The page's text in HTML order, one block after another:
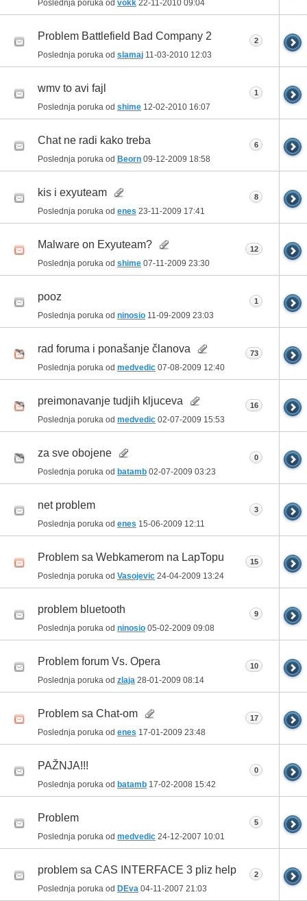
Poslednja poruka od vokk 22-11-2010 09:04
Problem Battlefield Bad Company 2
Poslednja poruka od slamaj 11-03-2010 12:03
2
wmv to avi fajl
Poslednja poruka od shime 12-02-2010 16:07
1
Chat ne radi kako treba
Poslednja poruka od Beorn 09-12-2009 18:58
6
kis i exyuteam
Poslednja poruka od enes 23-11-2009 17:41
8
Malware on Exyuteam?
Poslednja poruka od shime 07-11-2009 23:30
12
pooz
Poslednja poruka od ninosio 11-09-2009 23:03
1
rad foruma i ponašanje članova
Poslednja poruka od medvedic 07-08-2009 12:40
73
preimonavanje tudjih kljuceva
Poslednja poruka od medvedic 02-07-2009 15:53
16
za sve obojene
Poslednja poruka od batamb 02-07-2009 03:23
0
net problem
Poslednja poruka od enes 15-06-2009 12:11
3
Problem sa Webkamerom na LapTopu
Poslednja poruka od Vasojevic 24-04-2009 13:24
15
problem bluetooth
Poslednja poruka od ninosio 05-02-2009 09:08
9
Problem forum Vs. Opera
Poslednja poruka od zlaja 28-01-2009 08:14
10
Problem sa Chat-om
Poslednja poruka od enes 17-01-2009 23:48
17
PAŽNJA!!!
Poslednja poruka od batamb 17-02-2008 15:42
0
Problem
Poslednja poruka od medvedic 24-12-2007 10:01
5
problem sa CAS INTERFACE 3 pliz help
Poslednja poruka od DEva 04-11-2007 21:03
2